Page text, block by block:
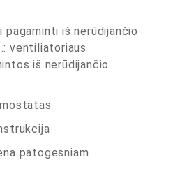
pagaminti iš nerūdijančio
ventiliatoriaus
iš nerūdijančio
patogesniam